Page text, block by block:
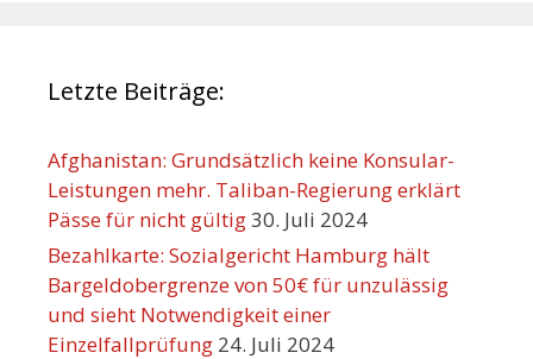
Letzte Beiträge:
Afghanistan: Grundsätzlich keine Konsular-
Leistungen mehr. Taliban-Regierung erklärt
Pässe für nicht gültig30. Juli 2024
Bezahlkarte: Sozialgericht Hamburg hält
Bargeldobergrenze von 50€ für unzulässig
und sieht Notwendigkeit einer
Einzelfallprüfung 24. Juli 2024